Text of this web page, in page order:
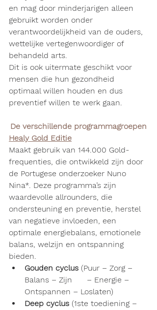
en mag door minderjarigen alleen
gebruikt worden onder
verantwoordelijkheid van de ouders,
wettelijke vertegenwoordiger of
behandeld arts.
Dit is ook uitermate geschikt voor
mensen die hun gezondheid
optimaal willen houden en dus
preventief willen te werk gaan.
De verschillende programmagroepen
Healy Gold Editie
Maakt gebruik van 144.000 Gold-
frequenties, die ontwikkeld zijn door
de Portugese onderzoeker Nuno
Nina*. Deze programma’s zijn
waardevolle allrounders, die
ondersteuning en preventie, herstel
van negatieve invloeden, een
optimale energiebalans, emotionele
balans, welzijn en ontspanning
bieden.
Gouden cyclus (Puur – Zorg –
Balans – Zijn      – Energie –
Ontspannen – Loslaten)
Deep cyclus (1ste toediening –